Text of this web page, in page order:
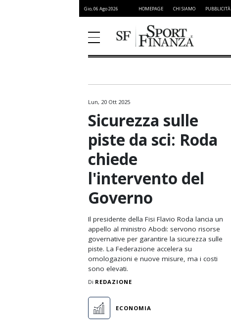
Gio, 06 Ago 2026 HOMEPAGE CHI SIAMO PUBBLICITÀ
Atletica Leggera
Basket
Ciclismo
Formula 1
Golf
Moto GP
NFL
Nuoto
Padel
Rugby
Scherma
Lun, 20 Ott 2025
Sicurezza sulle
piste da sci: Roda
chiede
l'intervento del
Governo
Il presidente della Fisi Flavio Roda lancia un
appello al ministro Abodi: servono risorse
governative per garantire la sicurezza sulle
piste. La Federazione accelera su
omologazioni e nuove misure, ma i costi
sono elevati.
Di REDAZIONE
ECONOMIA